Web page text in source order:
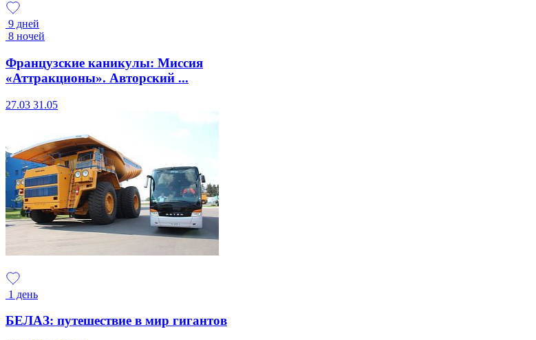
9 дней
8 ночей
Французские каникулы: Миссия
«Аттракционы». Авторский ...
27.03 31.05
1 день
БЕЛАЗ: путешествие в мир гигантов